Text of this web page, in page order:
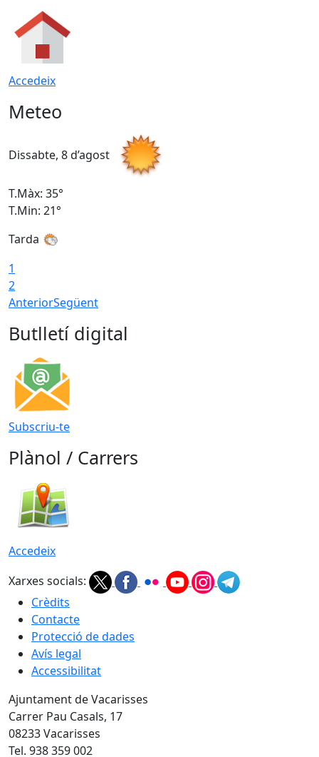
Accedeix
Meteo
Dissabte, 8 d’agost
T.Màx: 35°
T.Min: 21°
Tarda
1
2
AnteriorSegüent
Butlletí digital
Subscriu-te
Plànol / Carrers
Accedeix
Xarxes socials:
Crèdits
Contacte
Protecció de dades
Avís legal
Accessibilitat
Ajuntament de Vacarisses
Carrer Pau Casals, 17
08233 Vacarisses
Tel. 938 359 002